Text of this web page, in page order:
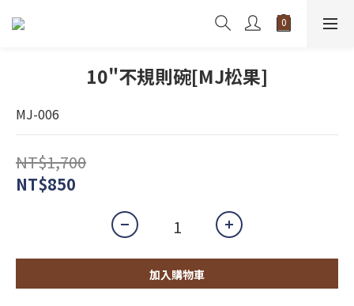
10"不規則碗[MJ松果]
MJ-006
NT$1,700
NT$850
加入購物車